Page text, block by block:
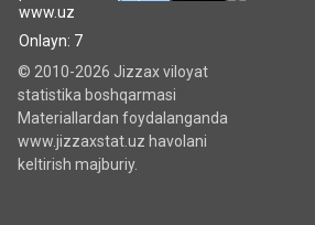
Onlayn: 7
© 2010-2026 Jizzax viloyat
statistika boshqarmasi
Materiallardan foydalanganda
www.jizzaxstat.uz havolani
keltirish majburiy.